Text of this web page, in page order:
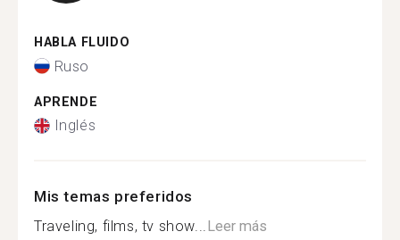
HABLA FLUIDO
Ruso
APRENDE
Inglés
Mis temas preferidos
Traveling, films, tv show...Leer más